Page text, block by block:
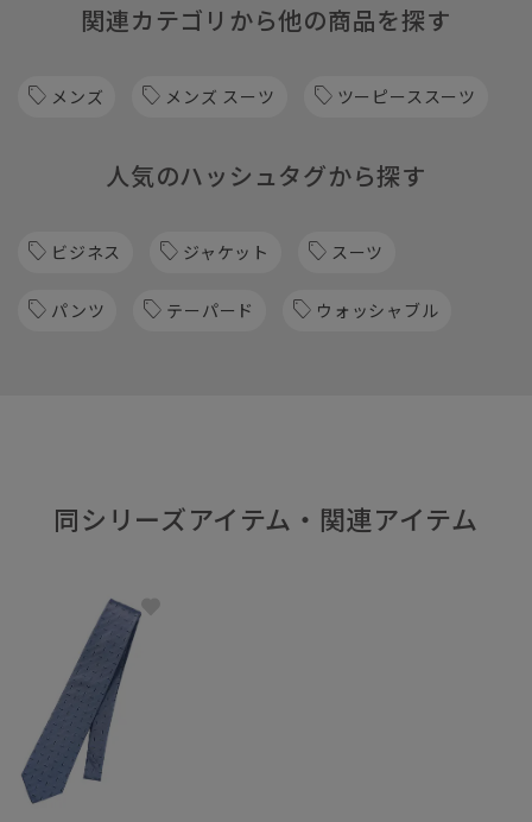
関連カテゴリから他の商品を探す
メンズ メンズ スーツ ツーピーススーツ
人気のハッシュタグから探す
ビジネス ジャケット スーツ
パンツ テーパード ウォッシャブル
同シリーズアイテム・関連アイテム